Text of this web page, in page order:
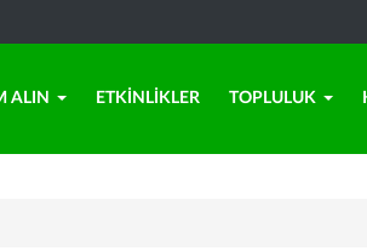
ALIN ETKINLIKLER TOPLULUK